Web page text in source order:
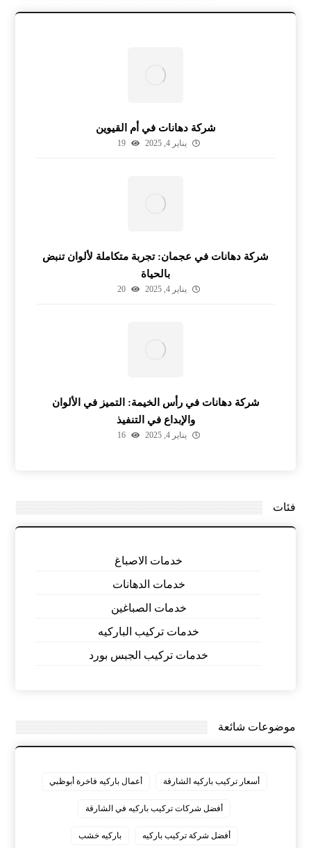
شركة دهانات في أم القيوين
يناير 4, 2025 19
شركة دهانات في عجمان: تجربة متكاملة لألوان تنبض
بالحياة
يناير 4, 2025 20
شركة دهانات في رأس الخيمة: التميز في الألوان
والإبداع في التنفيذ
يناير 4, 2025 16
فئات
خدمات الاصباغ
خدمات الدهانات
خدمات الصباغين
خدمات تركيب الباركيه
خدمات تركيب الجبس بورد
موضوعات شائعة
أسعار تركيب باركيه الشارقة أعمال باركيه فاخرة أبوظبي
أفضل شركات تركيب باركيه في الشارقة
أفضل شركة تركيب باركيه باركيه خشب